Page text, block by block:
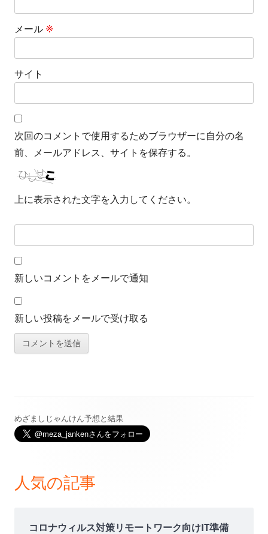
メール ※
サイト
次回のコメントで使用するためブラウザーに自分の名
前、メールアドレス、サイトを保存する。
上に表示された文字を入力してください。
新しいコメントをメールで通知
新しい投稿をメールで受け取る
メ
ン
めざましじゃんけん予想と結果
人気の記事
コロナウィルス対策リモートワーク向けIT準備